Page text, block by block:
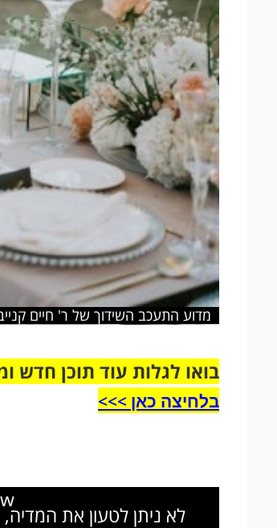
מדוע התעכב השידוך של ר' חיים
בואו לגלות עוד תוכן חדש
בלחיצה כאן >>>​
לא ניתן לטעון את